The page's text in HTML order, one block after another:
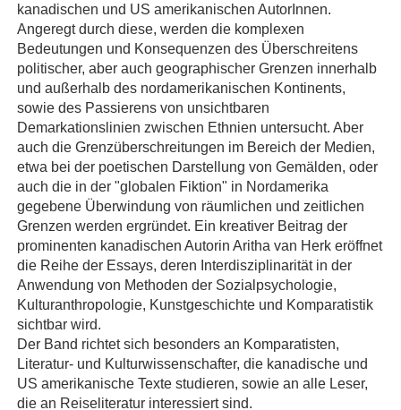
kanadischen und US amerikanischen AutorInnen.
Angeregt durch diese, werden die komplexen
Bedeutungen und Konsequenzen des Überschreitens
politischer, aber auch geographischer Grenzen innerhalb
und außerhalb des nordamerikanischen Kontinents,
sowie des Passierens von unsichtbaren
Demarkationslinien zwischen Ethnien untersucht. Aber
auch die Grenzüberschreitungen im Bereich der Medien,
etwa bei der poetischen Darstellung von Gemälden, oder
auch die in der "globalen Fiktion" in Nordamerika
gegebene Überwindung von räumlichen und zeitlichen
Grenzen werden ergründet. Ein kreativer Beitrag der
prominenten kanadischen Autorin Aritha van Herk eröffnet
die Reihe der Essays, deren Interdisziplinarität in der
Anwendung von Methoden der Sozialpsychologie,
Kulturanthropologie, Kunstgeschichte und Komparatistik
sichtbar wird.
Der Band richtet sich besonders an Komparatisten,
Literatur- und Kulturwissenschafter, die kanadische und
US amerikanische Texte studieren, sowie an alle Leser,
die an Reiseliteratur interessiert sind.